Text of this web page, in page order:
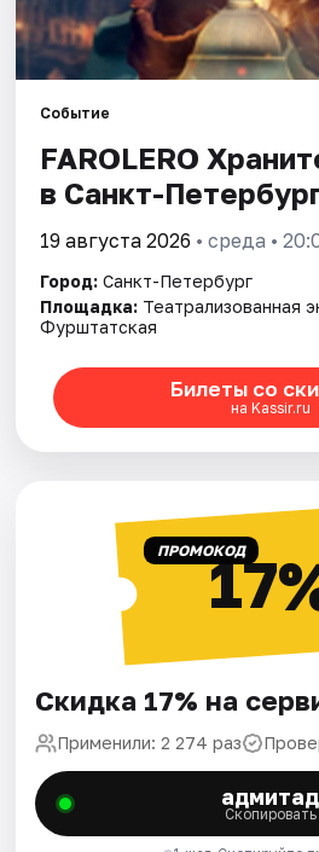
Спорт
События
Города
Площадки
Рейтинги
Событие
FAROLERO
в Санкт-
19 августа 2026 • среда •
Город: Санкт-Петербург
Площадка: Театрализованная
Фурштатская
Билеты со
на Kassir.ru
ПРОМОКОД
Скидка 17% на
Применили: 2 274 раз
адмитад
Скопировать